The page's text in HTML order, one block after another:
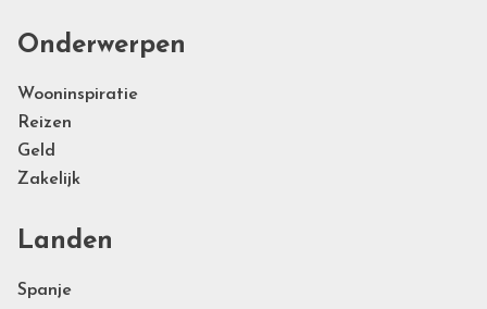
Onderwerpen
Wooninspiratie
Reizen
Geld
Zakelijk
Landen
Spanje